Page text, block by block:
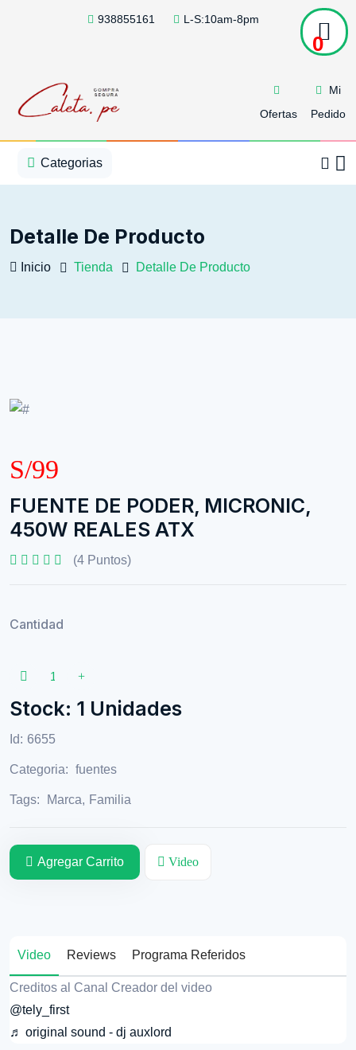
938855161 L-S:10am-8pm
Ofertas
Mi
Pedido
0
Categorias
Detalle De Producto
Inicio Tienda Detalle De Producto
S/99
FUENTE DE PODER, MICRONIC,
450W REALES ATX
(4 Puntos)
Cantidad
Stock: 1 Unidades
Id: 6655
Categoria: fuentes
Tags: Marca, Familia
Agregar Carrito Video
Video Reviews Programa Referidos
Creditos al Canal Creador del video
@tely_first
♬ original sound - dj auxlord